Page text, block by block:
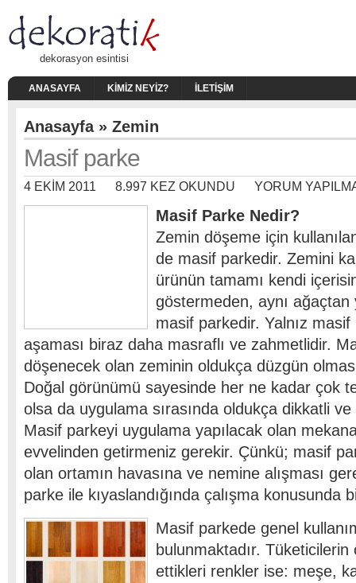
dekorasyon esintisi
ANASAYFA KIMIZ NEYIZ? İLETIŞIM
Anasayfa» Zemin
Masif parke
4 EKIM 2011 8.997 KEZ OKUNDU YORUM
Masif Parke Nedir?
Zemin döşeme için
de masif parkedir. Zemini
ürünün tamamı kendi
göstermeden, aynı ağaçtan
masif parkedir. Yalnız
aşaması biraz daha masraflı ve zahmetlidir.
döşenecek olan zeminin oldukça düzgün
Doğal görünümü sayesinde her ne kadar çok
olsa da uygulama sırasında oldukça dikkatli ve
Masif parkeyi uygulama yapılacak olan
evvelinden getirmeniz gerekir. Çünkü; masif
olan ortamın havasına ve nemine alışması
parke ile kıyaslandığında çalışma konusunda
Masif parkede genel
bulunmaktadır.
ettikleri renkler ise: meşe,